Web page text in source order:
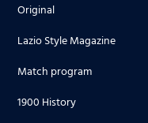
Original
Lazio Style Magazine
Match program
1900 History